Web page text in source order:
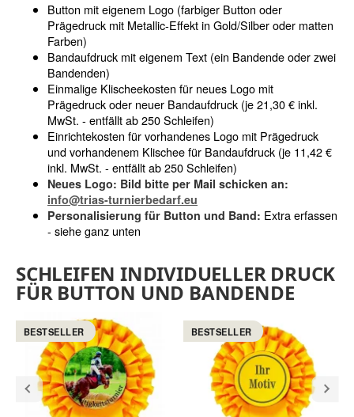
Button mit eigenem Logo (farbiger Button oder
Prägedruck mit Metallic-Effekt in Gold/Silber oder matten
Farben)
Bandaufdruck mit eigenem Text (ein Bandende oder zwei
Bandenden)
Einmalige Klischeekosten für neues Logo mit
Prägedruck oder neuer Bandaufdruck (je 21,30 € inkl.
MwSt. - entfällt ab 250 Schleifen)
Einrichtekosten für vorhandenes Logo mit Prägedruck
und vorhandenem Klischee für Bandaufdruck (je 11,42 €
inkl. MwSt. - entfällt ab 250 Schleifen)
Neues Logo: Bild bitte per Mail schicken an:
info@trias-turnierbedarf.eu
Personalisierung für Button und Band: Extra erfassen
- siehe ganz unten
SCHLEIFEN INDIVIDUELLER DRUCK
FÜR BUTTON UND BANDENDE
BESTSELLER BESTSELLER